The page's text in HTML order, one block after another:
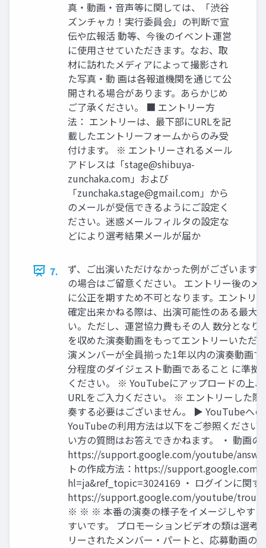
真・動画・音声等に関しては、「渋谷
ズンチャカ！実行委員会」の判断で宣
伝や広報活 動等、今後のイベント運営
に使用させていただきます。なお、取
材に訪れたメディアによって撮影され
た写真・動 画は各報道機関を通じて公
開される場合があります。あらかじめ
ご了承ください。 ■ エントリー方
法： エントリーは、最下部にURLを記
載したエントリーフォームからのみ受
付けます。 ※ エントリーされるメール
アドレスは「stage@shibuya-
zunchaka.com 」および
「zunchaka.stage@gmail.com 」から
のメールが受信できるようにご設定く
ださい。迷惑メールフィルタの設定な
どにより選考結果メールが届か
7.
ず、ご出演いただけなかった例がございます
の場合はご留意ください。 エントリー後のメ
に公正を期すため不可となります。エントリ
確定出来かねる際は、出演可能性のある最大
い。ただし、運営協力費もその人 数分とな
を収めた演奏動画をもってエントリーいただ
演メンバーが全員揃った1年以内の演奏動画
分程度のダイジェスト動画であること に準拠
ください。 ※ YouTubeにアップロードの上
URLをご入力ください。 ※ エントリーした
奏する必要はございません。 ▶ YouTubeへ
YouTubeの利用方法は以下をご参照ください
い方の質問はお答えできかねます。 ・ 動画
https://support.google.com/youtube/
トの作成方法：https://
hl=ja&ref_topic=3024169 ・ ログインに関す
https://support.google.com/youtube/
※ ※ ※ 本番の演奏の様子をイメージしやすい
すいです。 プロモーションビデオの類は選考
リーされたメンバー・パートと、応募動画の